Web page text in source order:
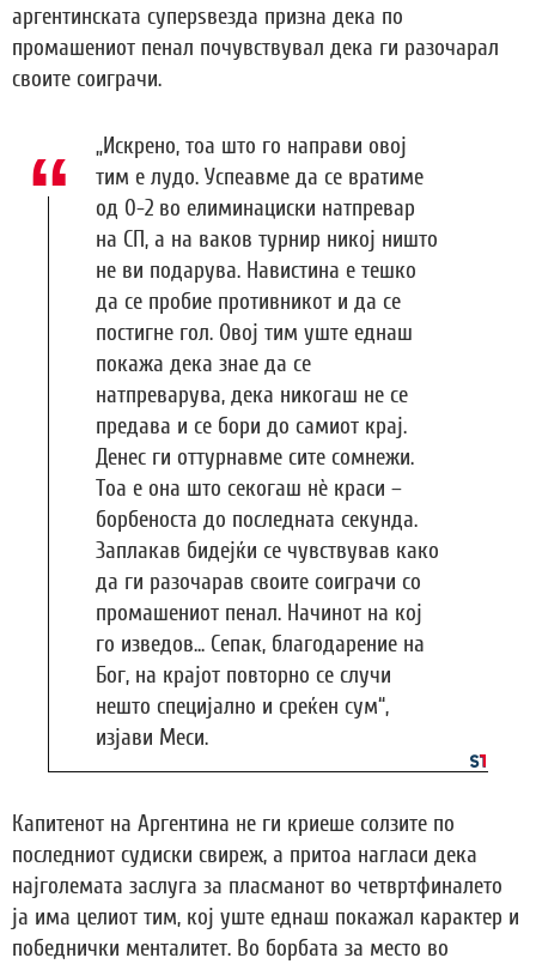
аргентинската суперѕвезда призна дека по
промашениот пенал почувствувал дека ги разочарал
своите соиграчи.
„Искрено, тоа што го направи овој
тим е лудо. Успеавме да се вратиме
од 0-2 во елиминациски натпревар
на СП, а на ваков турнир никој ништо
не ви подарува. Навистина е тешко
да се пробие противникот и да се
постигне гол. Овој тим уште еднаш
покажа дека знае да се
натпреварува, дека никогаш не се
предава и се бори до самиот крај.
Денес ги оттурнавме сите сомнежи.
Тоа е она што секогаш нè краси –
борбеноста до последната секунда.
Заплакав бидејќи се чувствував како
да ги разочарав своите соиграчи со
промашениот пенал. Начинот на кој
го изведов... Сепак, благодарение на
Бог, на крајот повторно се случи
нешто специјално и среќен сум“,
изјави Меси.
Капитенот на Аргентина не ги криеше солзите по
последниот судиски свиреж, а притоа нагласи дека
најголемата заслуга за пласманот во четвртфиналето
ја има целиот тим, кој уште еднаш покажал карактер и
победнички менталитет. Во борбата за место во